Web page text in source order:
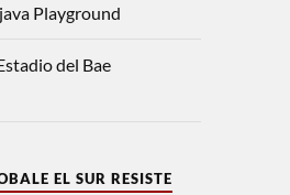
Playground
del Bae
EL SUR RESISTE